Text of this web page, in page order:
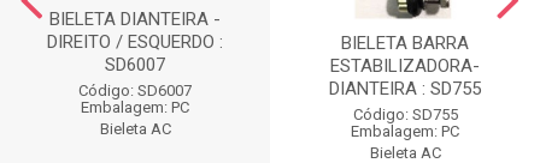
BIELETA DIANTEIRA -
DIREITO / ESQUERDO :
SD6007
Código: SD6007
Embalagem: PC
Bieleta AC
BIELETA BARRA
ESTABILIZADORA-
DIANTEIRA : SD755
Código: SD755
Embalagem: PC
Bieleta AC